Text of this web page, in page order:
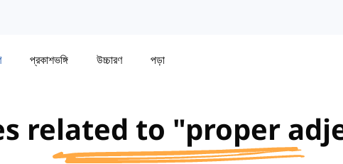
প্রকাশভঙ্গি উচ্চারণ পড়া
related to "proper